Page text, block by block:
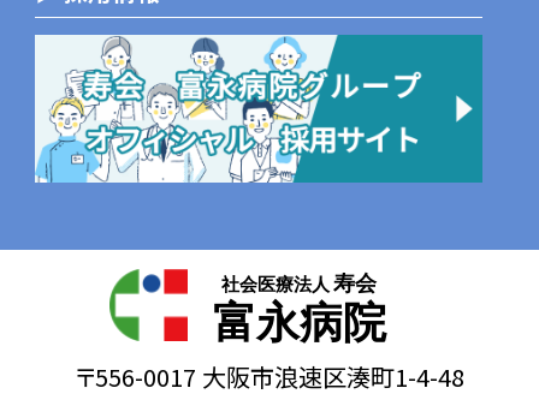
社会医療法人 寿会
富永病院
〒556-0017 大阪市浪速区湊町1-4-48